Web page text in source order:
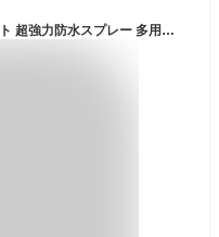
ヘンケルジャパン LOCTITE ロックタイト 超強力防水スプレー 多用途 420ml 2本入 DBS-422